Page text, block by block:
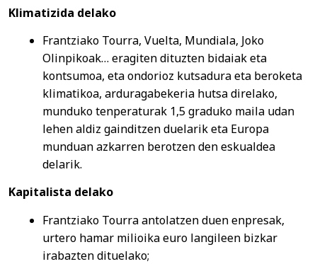
Klimatizida delako
Frantziako Tourra, Vuelta, Mundiala, Joko
Olinpikoak… eragiten dituzten bidaiak eta
kontsumoa, eta ondorioz kutsadura eta beroketa
klimatikoa, arduragabekeria hutsa direlako,
munduko tenperaturak 1,5 graduko maila udan
lehen aldiz gainditzen duelarik eta Europa
munduan azkarren berotzen den eskualdea
delarik.
Kapitalista delako
Frantziako Tourra antolatzen duen enpresak,
urtero hamar milioika euro langileen bizkar
irabazten dituelako;